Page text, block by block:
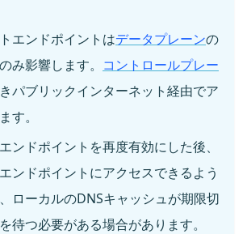
エンドポイントはデータプレーンの
み影響します。 コントロールプレー
パブリックインターネット経由でア
す。
ンドポイントを再度有効にした後、
ンドポイントにアクセスできるよう
ローカルのDNSキャッシュが期限切
待つ必要がある場合があります。